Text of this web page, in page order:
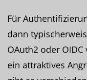
Für
dann
OAuth2 oder
ein attraktives